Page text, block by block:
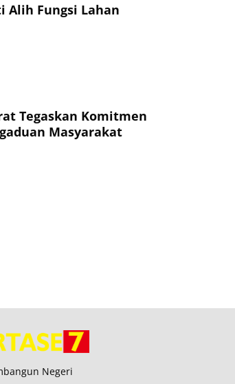
Alih Fungsi Lahan
Tegaskan Komitmen
Masyarakat
Negeri